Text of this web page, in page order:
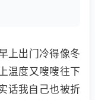
上出门冷得像冬
温度又嗖嗖往下
话我自己也被折